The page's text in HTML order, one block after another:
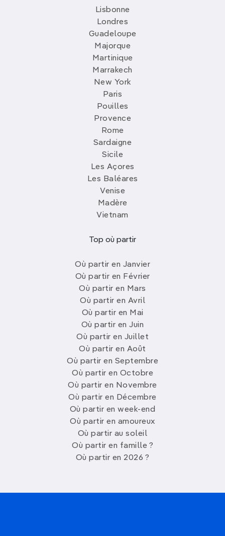
Lisbonne
Londres
Guadeloupe
Majorque
Martinique
Marrakech
New York
Paris
Pouilles
Provence
Rome
Sardaigne
Sicile
Les Açores
Les Baléares
Venise
Madère
Vietnam
Top où partir
Où partir en Janvier
Où partir en Février
Où partir en Mars
Où partir en Avril
Où partir en Mai
Où partir en Juin
Où partir en Juillet
Où partir en Août
Où partir en Septembre
Où partir en Octobre
Où partir en Novembre
Où partir en Décembre
Où partir en week-end
Où partir en amoureux
Où partir au soleil
Où partir en famille ?
Où partir en 2026 ?